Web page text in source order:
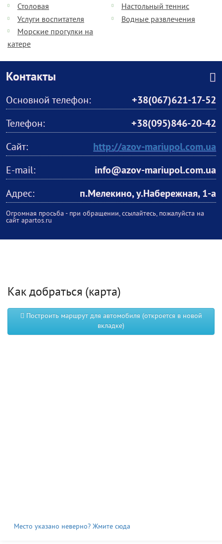
Столовая
Настольный теннис
Услуги воспитателя
Водные развлечения
Морские прогулки на
катере
Контакты
Основной телефон:
+38(067)621-17-52
Телефон:
+38(095)846-20-42
Сайт:
http://azov-mariupol.com.ua
E-mail:
info@azov-mariupol.com.ua
Адрес:
п.Мелекино, у.Набережная, 1-а
Огромная просьба - при обращении, ссылайтесь, пожалуйста на
сайт apartos.ru
Как добраться (карта)
Построить маршрут для автомобиля (откроется в новой
вкладке)
Место указано неверно? Жмите сюда